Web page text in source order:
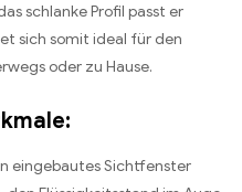
schlanke Profil passt er
sich somit ideal für den
oder zu Hause.
eingebautes Sichtfenster